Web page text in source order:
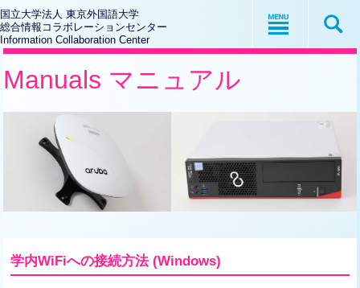
国立大学法人 東京外国語大学
総合情報コラボレーションセンター
Information Collaboration Center
Manuals マニュアル
学内WiFiへの接続方法 (Windows)